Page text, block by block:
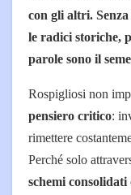
con gli altri.
le radici storiche,
parole sono il
Rospigliosi non
pensiero critico:
rimettere
Perché solo
schemi consolidati